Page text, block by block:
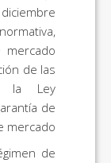
de las
la Ley
de
mercado.
de